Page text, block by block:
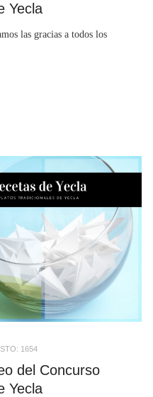
Yecla
las gracias a todos los
1654
del Concurso
Yecla